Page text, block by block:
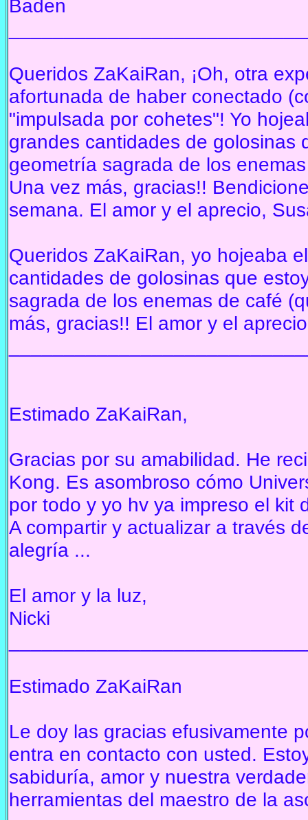
Baden
Queridos ZaKaiRan, ¡Oh, otra
afortunada de haber conectado
"impulsada por cohetes"! Yo
grandes cantidades de
geometría sagrada de los
Una vez más, gracias!!
semana. El amor y el aprecio,
Queridos ZaKaiRan, yo hojeaba
cantidades de golosinas que
sagrada de los enemas de café
más, gracias!! El amor y el
Estimado ZaKaiRan,
Gracias por su amabilidad. He
Kong. Es asombroso cómo
por todo y yo hv ya impreso el kit
A compartir y actualizar a través
alegría ...
El amor y la luz,
Nicki
Estimado ZaKaiRan
Le doy las gracias efusivamente
entra en contacto con usted.
sabiduría, amor y nuestra
herramientas del maestro de la